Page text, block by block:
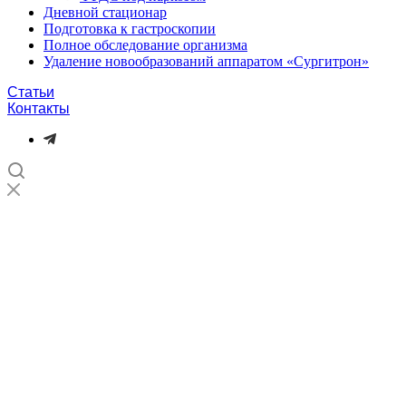
Дневной стационар
Подготовка к гастроскопии
Полное обследование организма
Удаление новообразований аппаратом «Сургитрон»‎
Статьи
Контакты